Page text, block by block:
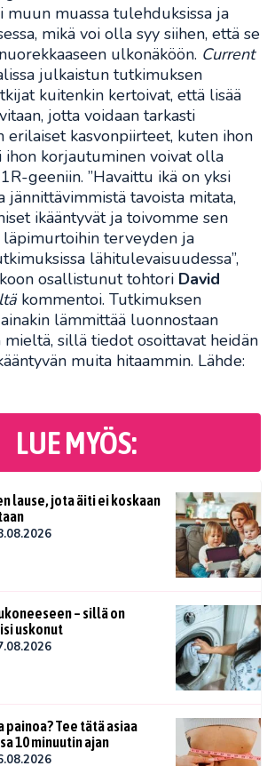
muun muassa tulehduksissa ja
mikä voi olla syy siihen, että se
ulkonäköön. Current
julkaistun tutkimuksen
kuitenkin kertoivat, että lisää
jotta voidaan tarkasti
erilaiset kasvonpiirteet, kuten ihon
ihon korjautuminen voivat olla
geeniin. ”Havaittu ikä on yksi
jännittävimmistä tavoista mitata,
ikääntyvät ja toivomme sen
läpimurtoihin terveyden ja
lähitulevaisuudessa”,
osallistunut tohtori David
kommentoi. Tutkimuksen
lämmittää luonnostaan
mieltä, sillä tiedot osoittavat heidän
muita hitaammin. Lähde:
LUE MYÖS:
lause, jota äiti ei koskaan
– sillä on
uskonut
Tee tätä asiaa
10 minuutin ajan